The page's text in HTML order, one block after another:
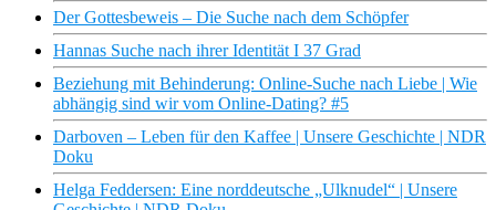
Der Gottesbeweis – Die Suche nach dem Schöpfer
Hannas Suche nach ihrer Identität I 37 Grad
Beziehung mit Behinderung: Online-Suche nach Liebe | Wie
abhängig sind wir vom Online-Dating? #5
Darboven – Leben für den Kaffee | Unsere Geschichte | NDR
Doku
Helga Feddersen: Eine norddeutsche „Ulknudel“ | Unsere